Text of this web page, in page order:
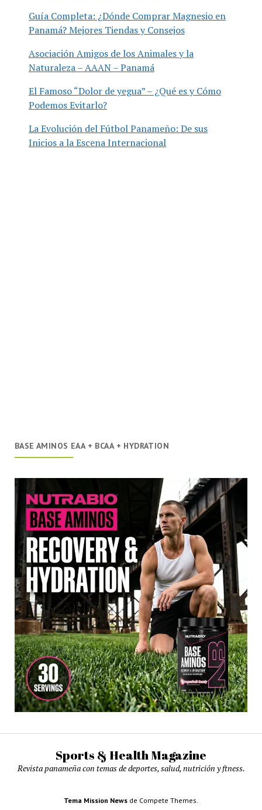
Guía Completa: ¿Dónde Comprar Magnesio en
Panamá? Mejores Tiendas y Consejos
Asociación Amigos de los Animales y la
Naturaleza – AAAN – Panamá
El Famoso “Dolor de yegua” – ¿Qué es y Cómo
Podemos Evitarlo?
La Evolución del Fútbol Panameño: De sus
Inicios a la Escena Internacional
BASE AMINOS EAA + BCAA + HYDRATION
Sports & Health Magazine
Revista panameña con temas de deportes, salud, nutrición y ftness.
Tema Mission News de Compete Themes.